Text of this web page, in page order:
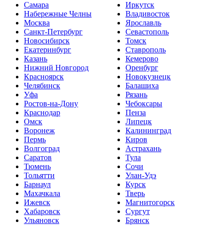
Самара
Набережные Челны
Москва
Санкт-Петербург
Новосибирск
Екатеринбург
Казань
Нижний Новгород
Красноярск
Челябинск
Уфа
Ростов-на-Дону
Краснодар
Омск
Воронеж
Пермь
Волгоград
Саратов
Тюмень
Тольятти
Барнаул
Махачкала
Ижевск
Хабаровск
Ульяновск
Иркутск
Владивосток
Ярославль
Севастополь
Томск
Ставрополь
Кемерово
Оренбург
Новокузнецк
Балашиха
Рязань
Чебоксары
Пенза
Липецк
Калининград
Киров
Астрахань
Тула
Сочи
Улан-Удэ
Курск
Тверь
Магнитогорск
Сургут
Брянск